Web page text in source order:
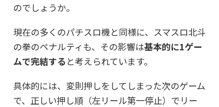
のでしょうか。
現在の多くのパチスロ機と同様に、スマスロ北斗
の拳のペナルティも、その影響は基本的に1ゲー
ムで完結すると考えられています。
具体的には、変則押しをしてしまった次のゲーム
で、正しい押し順（左リール第一停止）でリー